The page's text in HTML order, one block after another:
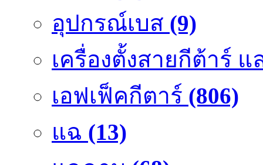
อุปกรณ์เบส (9)
เครื่องตั้งสายกีต้าร์ แ
เอฟเฟ็คกีตาร์ (806)
แฉ (13)